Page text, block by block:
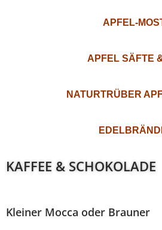
APFEL-
APFEL SÄFTE
NATURTRÜBER
KAFFEE & SCHOKOLADE
Kleiner Mocca oder Brauner